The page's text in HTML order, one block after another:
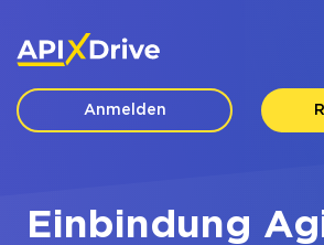
Anmelden
Einbindung